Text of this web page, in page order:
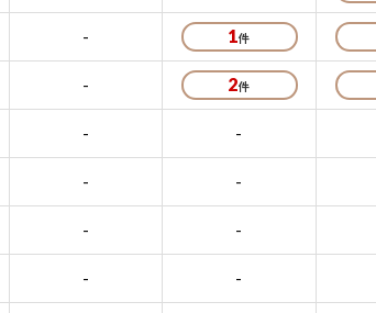
- 1
- 2
- -
- -
- -
- -